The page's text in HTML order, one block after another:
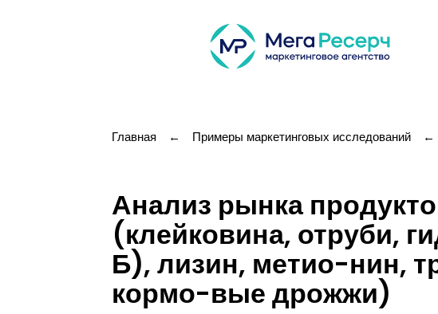
Главная ← Примеры маркетинговых исследований ←
Анализ рынка
(клейковина, отруби,
Б), лизин, метио-нин,
кормо-вые дрожжи)